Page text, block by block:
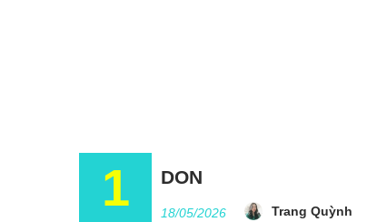
1 DON
18/05/2026 Trang Quỳnh